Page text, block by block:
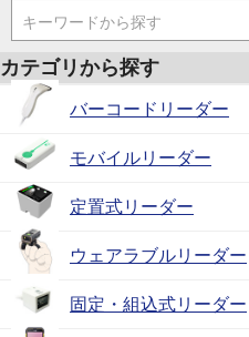
キーワードから探す
カテゴリから探す
バーコードリーダー
モバイルリーダー
定置式リーダー
ウェアラブルリーダー
固定・組込式リーダー